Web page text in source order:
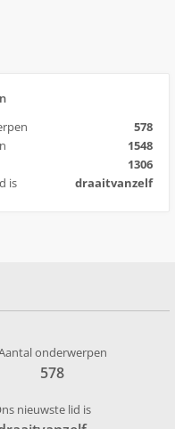
578
1548
1306
is
draaitvanzelf
onderwerpen
578
nieuwste lid is